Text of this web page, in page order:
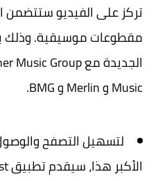
تركز على الفيديو ستتضمن
مقطوعات موسيقية.
Music و Merlin و BMG.
لتسهيل التصفح